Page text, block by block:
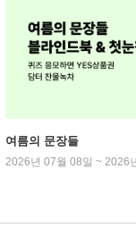
여름의 문장들
2026년 07월 08일 ~ 2026